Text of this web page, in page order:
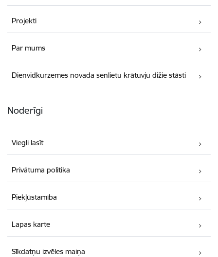
Projekti
Par mums
Dienvidkurzemes novada senlietu krātuvju dižie stāsti
Noderīgi
Viegli lasīt
Privātuma politika
Piekļūstamība
Lapas karte
Sīkdatņu izvēles maiņa